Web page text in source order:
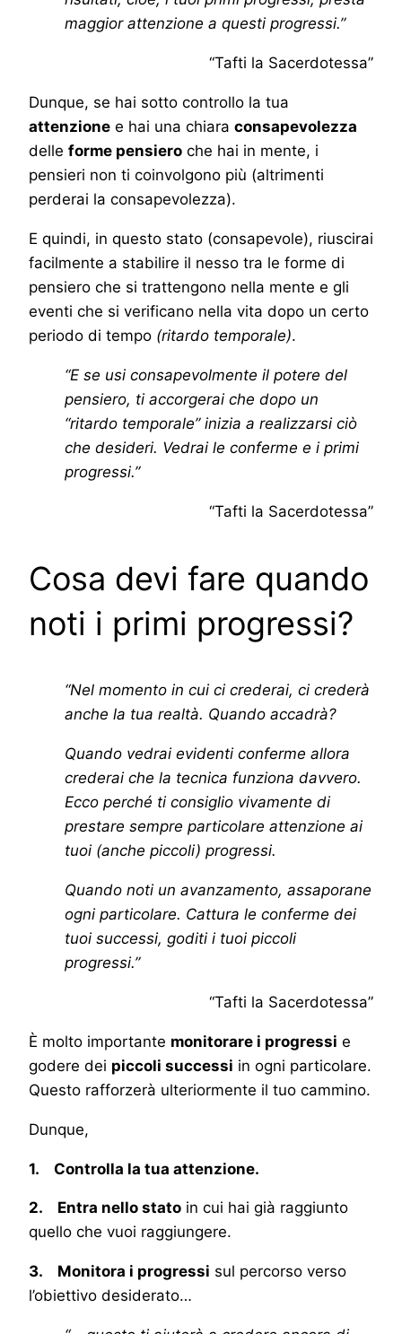
maggior attenzione a questi progressi.”
“Tafti la Sacerdotessa”
Dunque, se hai sotto controllo la tua
attenzione e hai una chiara consapevolezza
delle forme pensiero che hai in mente, i
pensieri non ti coinvolgono più (altrimenti
perderai la consapevolezza).
E quindi, in questo stato (consapevole), riuscirai
facilmente a stabilire il nesso tra le forme di
pensiero che si trattengono nella mente e gli
eventi che si verificano nella vita dopo un certo
periodo di tempo (ritardo temporale).
“E se usi consapevolmente il potere del
pensiero, ti accorgerai che dopo un
“ritardo temporale” inizia a realizzarsi ciò
che desideri. Vedrai le conferme e i primi
progressi.”
“Tafti la Sacerdotessa”
Cosa devi fare quando
noti i primi progressi?
“Nel momento in cui ci crederai, ci crederà
anche la tua realtà. Quando accadrà?
Quando vedrai evidenti conferme allora
crederai che la tecnica funziona davvero.
Ecco perché ti consiglio vivamente di
prestare sempre particolare attenzione ai
tuoi (anche piccoli) progressi.
Quando noti un avanzamento, assaporane
ogni particolare. Cattura le conferme dei
tuoi successi, goditi i tuoi piccoli
progressi.”
“Tafti la Sacerdotessa”
È molto importante monitorare i progressi e
godere dei piccoli successi in ogni particolare.
Questo rafforzerà ulteriormente il tuo cammino.
Dunque,
1. Controlla la tua attenzione.
2. Entra nello stato in cui hai già raggiunto
quello che vuoi raggiungere.
3. Monitora i progressi sul percorso verso
l’obiettivo desiderato…